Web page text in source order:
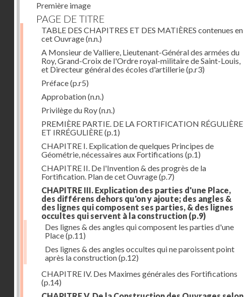
Première image
PAGE DE TITRE
TABLE DES CHAPITRES ET DES MATIÈRES contenues en
cet Ouvrage(n.n.)
A Monsieur de Valliere, Lieutenant-Général des armées du
Roy, Grand-Croix de l'Ordre royal-militaire de Saint-Louis,
et Directeur général des écoles d'artillerie(p.r3)
Préface(p.r5)
Approbation(n.n.)
Privilège du Roy(n.n.)
PREMIÈRE PARTIE. DE LA FORTIFICATION RÉGULIÈRE
ET IRRÉGULIÈRE(p.1)
CHAPITRE I. Explication de quelques Principes de
Géométrie, nécessaires aux Fortifications (p.1)
CHAPITRE II. De l'Invention & des progrès de la
Fortification. Plan de cet Ouvrage(p.7)
CHAPITRE III. Explication des parties d'une Place,
des différens dehors qu'on y ajoute; des angles &
des lignes qui composent ses parties, & des lignes
occultes qui servent à la construction (p.9)
Des lignes & des angles qui composent les parties d'une
Place(p.11)
Des lignes & des angles occultes qui ne paroissent point
après la construction(p.12)
CHAPITRE IV. Des Maximes générales des Fortifications
(p.14)